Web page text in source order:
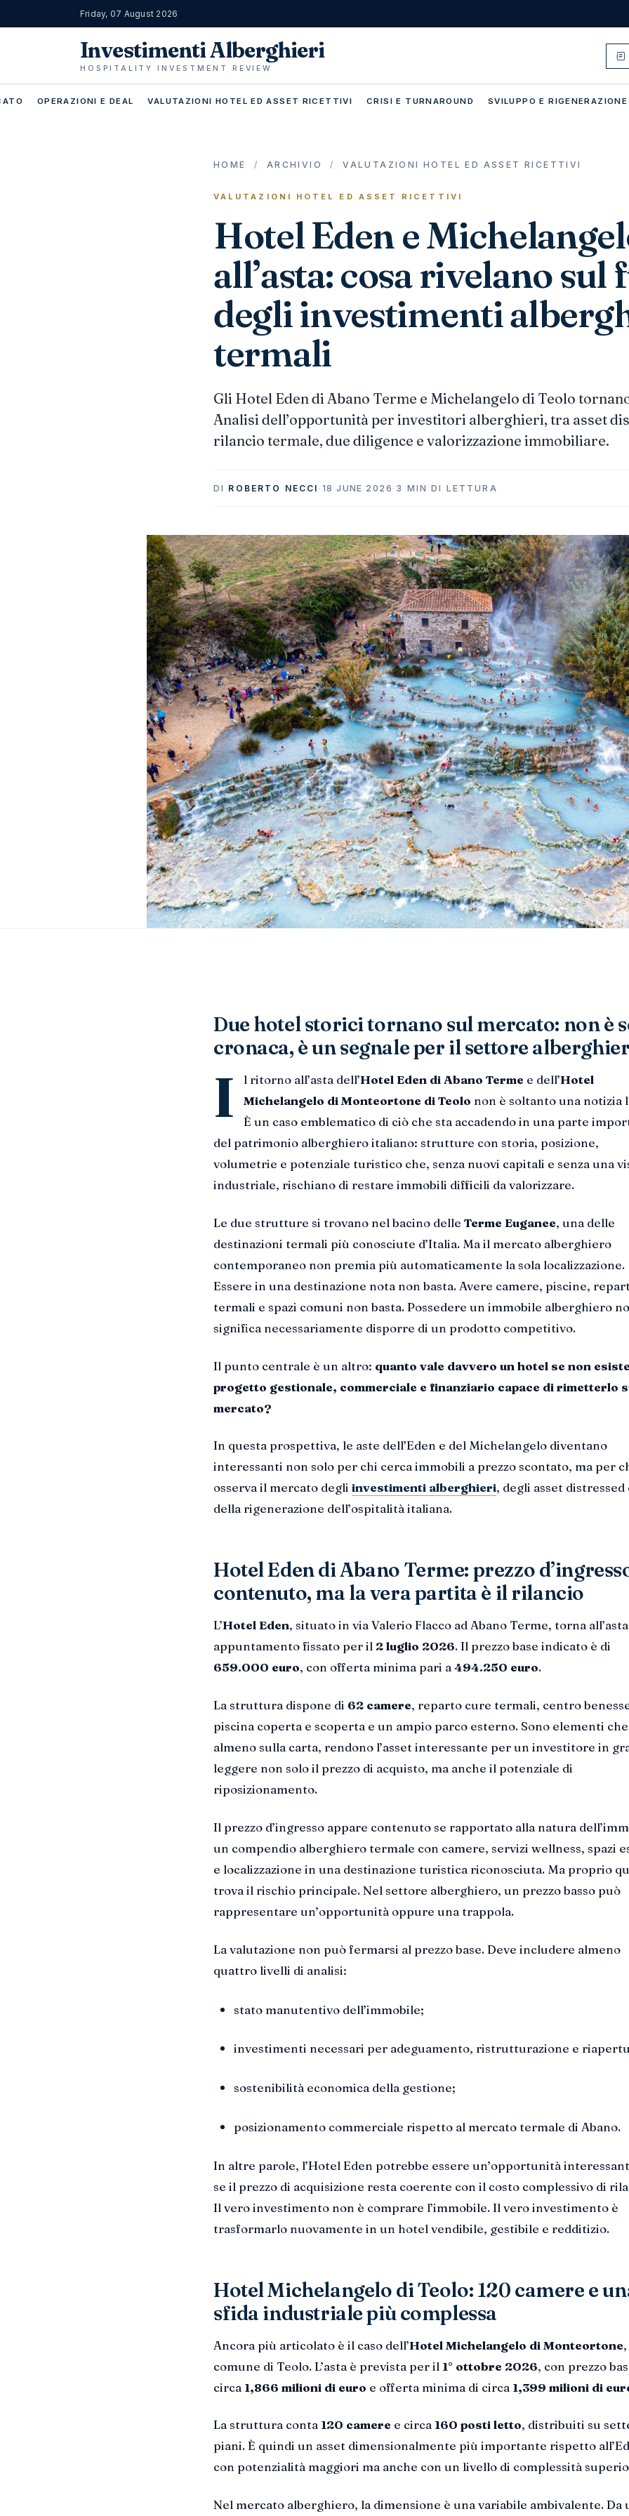
Friday, 07 August 2026
Investimenti Alberghieri
HOSPITALITY INVESTMENT REVIEW
OPERAZIONI E DEAL VALUTAZIONI HOTEL ED ASSET RICETTIVI CRISI E TURNAROUND SVILUPPO E RIGENERAZIONE
HOME / ARCHIVIO / VALUTAZIONI HOTEL ED ASSET RICETTIVI
VALUTAZIONI HOTEL ED ASSET RICETTIVI
Hotel Eden e
all’asta: cosa rivelano sul
degli investimenti
termali
Gli Hotel Eden di Abano Terme e Michelangelo di Teolo
Analisi dell’opportunità per investitori alberghieri, tra asset
rilancio termale, due diligence e valorizzazione immobiliare.
DI ROBERTO NECCI · 18 JUNE 2026 · 3 MIN DI LETTURA
Due hotel storici tornano sul mercato: non è
cronaca, è un segnale per il settore
I l ritorno all’asta dell’Hotel Eden di Abano Terme e dell’Hotel
Michelangelo di Monteortone di Teolo non è soltanto una notizia
È un caso emblematico di ciò che sta accadendo in una parte
del patrimonio alberghiero italiano: strutture con storia, posizione,
volumetrie e potenziale turistico che, senza nuovi capitali e senza una
industriale, rischiano di restare immobili difficili da valorizzare.
Le due strutture si trovano nel bacino delle Terme Euganee, una delle
destinazioni termali più conosciute d’Italia. Ma il mercato alberghiero
contemporaneo non premia più automaticamente la sola localizzazione.
Essere in una destinazione nota non basta. Avere camere, piscine,
termali e spazi comuni non basta. Possedere un immobile alberghiero
significa necessariamente disporre di un prodotto competitivo.
Il punto centrale è un altro: quanto vale davvero un hotel se non
progetto gestionale, commerciale e finanziario capace di rimetterlo
mercato?
In questa prospettiva, le aste dell’Eden e del Michelangelo diventano
interessanti non solo per chi cerca immobili a prezzo scontato, ma per
osserva il mercato degli investimenti alberghieri, degli asset distressed
della rigenerazione dell’ospitalità italiana.
Hotel Eden di Abano Terme: prezzo
contenuto, ma la vera partita è il rilancio
L’Hotel Eden, situato in via Valerio Flacco ad Abano Terme, torna
appuntamento fissato per il 2 luglio 2026. Il prezzo base indicato è di
659.000 euro, con offerta minima pari a494.250 euro.
La struttura dispone di 62 camere, reparto cure termali, centro
piscina coperta e scoperta e un ampio parco esterno. Sono elementi
almeno sulla carta, rendono l’asset interessante per un investitore in
leggere non solo il prezzo di acquisto, ma anche il potenziale di
riposizionamento.
Il prezzo d’ingresso appare contenuto se rapportato alla natura
un compendio alberghiero termale con camere, servizi wellness, spazi
e localizzazione in una destinazione turistica riconosciuta. Ma proprio
trova il rischio principale. Nel settore alberghiero, un prezzo basso può
rappresentare un’opportunità oppure una trappola.
La valutazione non può fermarsi al prezzo base. Deve includere almeno
quattro livelli di analisi:
stato manutentivo dell’immobile;
investimenti necessari per adeguamento, ristrutturazione e
sostenibilità economica della gestione;
posizionamento commerciale rispetto al mercato termale di Abano.
In altre parole, l’Hotel Eden potrebbe essere un’opportunità
se il prezzo di acquisizione resta coerente con il costo complessivo di
Il vero investimento non è comprare l’immobile. Il vero investimento è
trasformarlo nuovamente in un hotel vendibile, gestibile e redditizio.
Hotel Michelangelo di Teolo: 120 camere e
sfida industriale più complessa
Ancora più articolato è il caso dell’Hotel Michelangelo di Monteortone
comune di Teolo. L’asta è prevista per il 1° ottobre 2026, con prezzo
circa 1,866 milioni di euro e offerta minima di circa 1,399 milioni di
La struttura conta 120 camere e circa 160 posti letto, distribuiti su
piani. È quindi un asset dimensionalmente più importante rispetto
con potenzialità maggiori ma anche con un livello di complessità
Nel mercato alberghiero, la dimensione è una variabile ambivalente. Da